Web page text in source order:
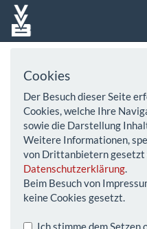
Cookies
Der Besuch dieser Seite
Cookies, welche Ihre
sowie die Darstellung
Weitere Informationen,
von Drittanbietern gesetzt
Datenschutzerklärung.
Beim Besuch von
keine Cookies gesetzt.
Ich stimme dem Setzen